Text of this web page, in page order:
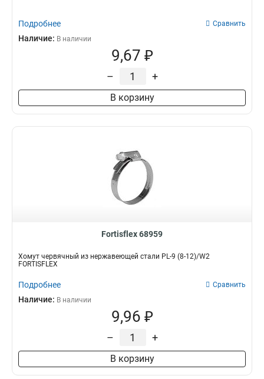
Подробнее Сравнить
Наличие: В наличии
9,67 ₽
– +
В корзину
Fortisflex 68959
Хомут червячный из нержавеющей стали PL-9 (8-12)/W2
FORTISFLEX
Подробнее Сравнить
Наличие: В наличии
9,96 ₽
– +
В корзину